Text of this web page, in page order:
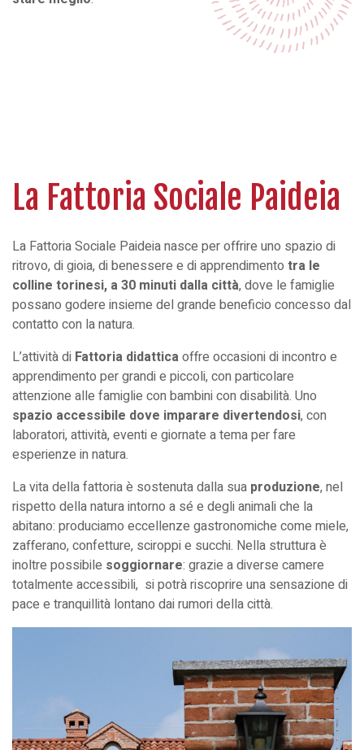
La Fattoria Sociale Paideia
La Fattoria Sociale Paideia nasce per offrire uno spazio di
ritrovo, di gioia, di benessere e di apprendimento tra le
colline torinesi, a30 minuti dalla città, dove le famiglie
possano godere insieme del grande beneficio concesso dal
contatto con la natura.
L’attività di Fattoria didatticaoffre occasioni di incontro e
apprendimento per grandi e piccoli, con particolare
attenzione alle famiglie con bambini con disabilità. Uno
spazio accessibile dove imparare divertendosi, con
laboratori, attività, eventi e giornate a tema per fare
esperienze in natura.
La vita della fattoria è sostenuta dalla sua produzione, nel
rispetto della natura intorno a sé e degli animali che la
abitano: produciamo eccellenze gastronomiche come miele,
zafferano, confetture, sciroppi e succhi. Nella struttura è
inoltre possibile soggiornare: grazie a diverse camere
totalmente accessibili, si potrà riscoprire una sensazione di
pace e tranquillità lontano dai rumori della città.